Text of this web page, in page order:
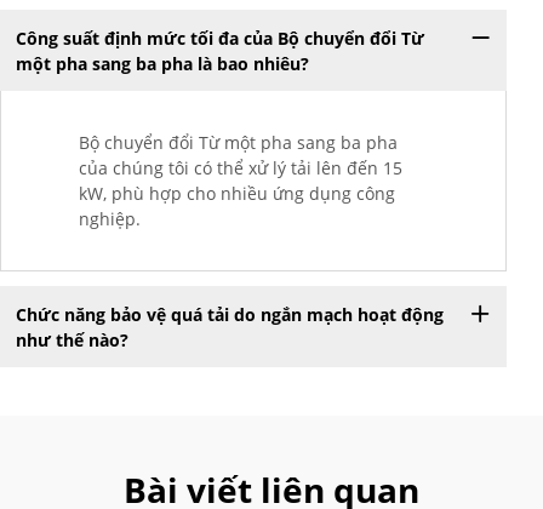
Công suất định mức tối đa của Bộ chuyển đổi Từ
một pha sang ba pha là bao nhiêu?
Bộ chuyển đổi Từ một pha sang ba pha
của chúng tôi có thể xử lý tải lên đến 15
kW, phù hợp cho nhiều ứng dụng công
nghiệp.
Chức năng bảo vệ quá tải do ngắn mạch hoạt động
như thế nào?
Bài viết liên quan